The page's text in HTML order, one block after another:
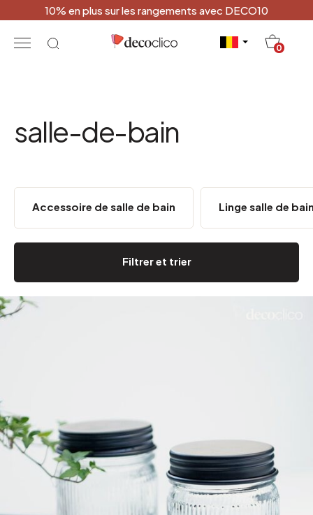
10% en plus sur les rangements avec DECO10
0
salle-de-bain
Filtrer et trier
Accessoire de salle de bain Linge salle de